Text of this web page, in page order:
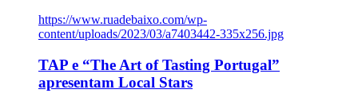
https://www.ruadebaixo.com/wp-
content/uploads/2023/03/a7403442-335x256.jpg
TAP e “The Art of Tasting Portugal”
apresentam Local Stars